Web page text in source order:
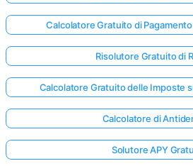
Calcolatore Gratuito di
Risolutore Gratuito di
Calcolatore Gratuito delle Imposte
Calcolatore di
Solutore APY